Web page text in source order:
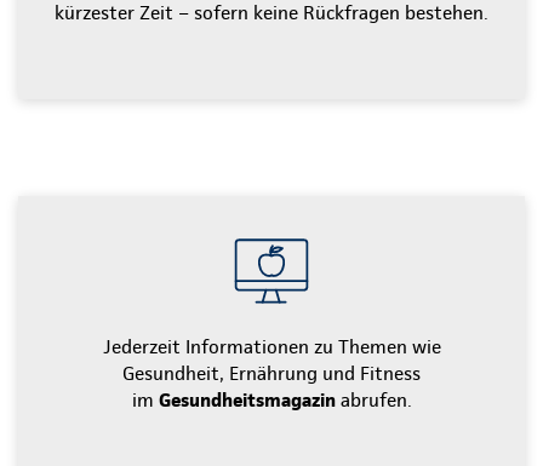
kürzester Zeit – sofern keine Rückfragen bestehen.
Jederzeit Informationen zu Themen wie
Gesundheit, Ernährung und Fitness
im Gesundheitsmagazinabrufen.